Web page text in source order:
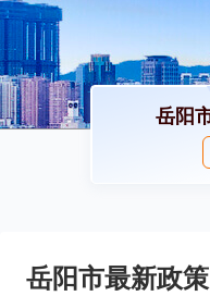
岳阳
岳阳市最新政策